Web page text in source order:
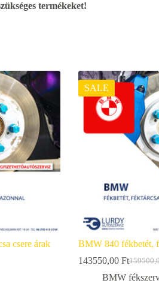
termékeket!
csere árak
SALE
BMW 840 fékbetét,
Original
price
143550,00 FtCurrent
price
BMW